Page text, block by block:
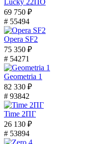
69 750 ₽
# 55494
Opera SF2
75 350 ₽
# 54271
Geometria 1
82 330 ₽
# 93842
Time 2ПГ
26 130 ₽
# 53894